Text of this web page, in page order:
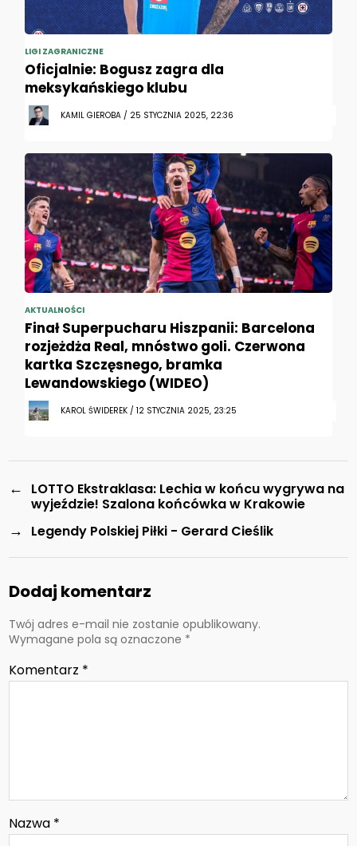
LIGI ZAGRANICZNE
Oficjalnie: Bogusz zagra dla
meksykańskiego klubu
KAMIL GIEROBA / 25 STYCZNIA 2025, 22:36
AKTUALNOŚCI
Finał Superpucharu Hiszpanii: Barcelona
rozjeżdża Real, mnóstwo goli. Czerwona
kartka Szczęsnego, bramka
Lewandowskiego (WIDEO)
KAROL ŚWIDEREK / 12 STYCZNIA 2025, 23:25
←
LOTTO Ekstraklasa: Lechia w końcu wygrywa na
wyjeździe! Szalona końcówka w Krakowie
→ Legendy Polskiej Piłki - Gerard Cieślik
Dodaj komentarz
Twój adres e-mail nie zostanie opublikowany.
Wymagane pola są oznaczone *
Komentarz *
Nazwa *